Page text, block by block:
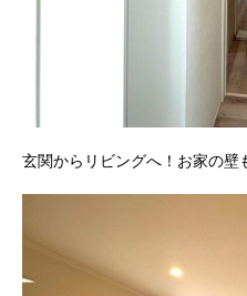
玄関からリビングへ！お家の壁